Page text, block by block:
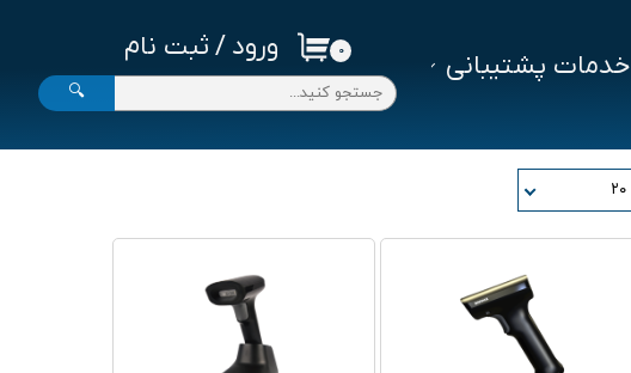
ورود / ثبت نام ۰
🔍
خدمات پشتیبانی
۲۰